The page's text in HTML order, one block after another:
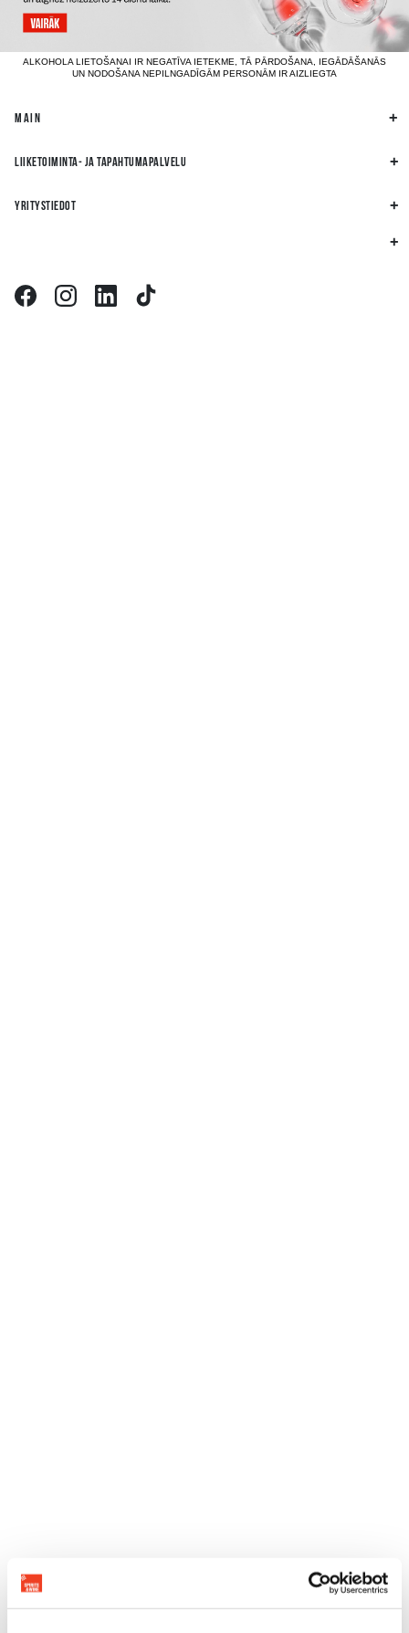
ALKOHOLA LIETOŠANAI IR NEGATĪVA IETEKME, TĀ PĀRDOŠANA, IEGĀDĀŠANĀS
UN NODOŠANA NEPILNGADĪGĀM PERSONĀM IR AIZLIEGTA
MAIN
LIIKETOIMINTA- JA TAPAHTUMAPALVELU
YRITYSTIEDOT